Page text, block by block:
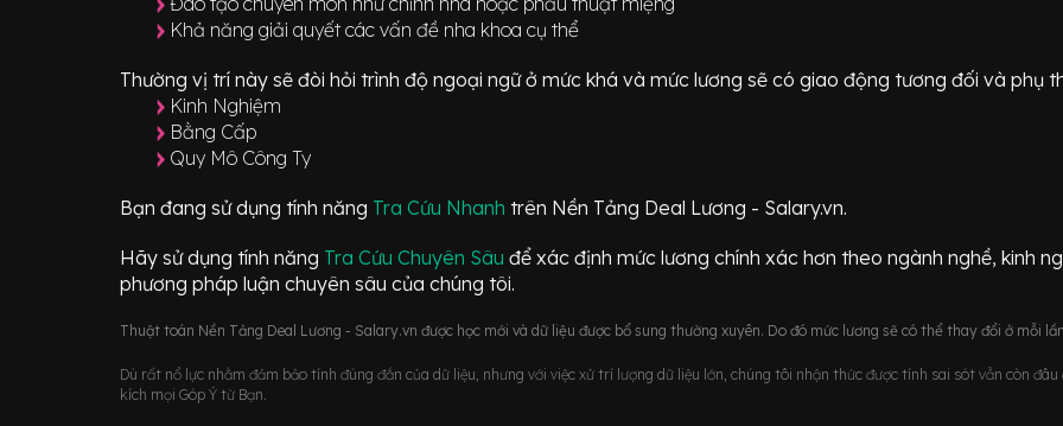
Khả năng giải quyết các vấn đề nha khoa cụ thể
Thường vị trí này sẽ đòi hỏi trình độ ngoại ngữ ở mức khá và mức lương sẽ có giao động tương đối và phụ
Kinh Nghiệm
Bằng Cấp
Quy Mô Công Ty
Bạn đang sử dụng tính năng Tra Cứu Nhanh trên Nền Tảng Deal Lương - Salary.vn.
Hãy sử dụng tính năng Tra Cứu Chuyên Sâu để xác định mức lương chính xác hơn theo ngành nghề, kinh
phương pháp luận chuyên sâu của chúng tôi.
Thuật toán Nền Tảng Deal Lương - Salary.vn được học mới và dữ liệu được bổ sung thường xuyên. Do đó mức lương sẽ có thể thay đổi ở mỗi
Dù rất nổ lực nhằm đảm bảo tính đúng đắn của dữ liệu, nhưng với việc xử trí lượng dữ liệu lớn, chúng tôi nhận thức được tính sai sót vẫn còn
kích mọi Góp Ý từ Bạn.